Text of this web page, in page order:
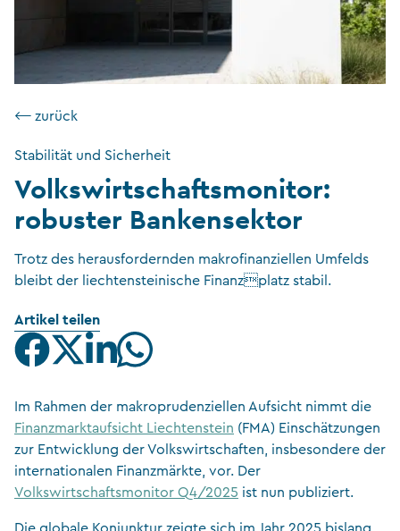
⟵ zurück
Stabilität und Sicherheit
Volkswirtschaftsmonitor:
robuster Bankensektor
Trotz des herausfordernden makrofinanziellen Umfelds
bleibt der liechtensteinische Finanzplatz stabil.
Artikel teilen
Im Rahmen der makroprudenziellen Aufsicht nimmt die
Finanzmarktaufsicht Liechtenstein (FMA) Einschätzungen
zur Entwicklung der Volkswirtschaften, insbesondere der
internationalen Finanzmärkte, vor. Der
Volkswirtschaftsmonitor Q4/2025 ist nun publiziert.
Die globale Konjunktur zeigte sich im Jahr 2025 bislang